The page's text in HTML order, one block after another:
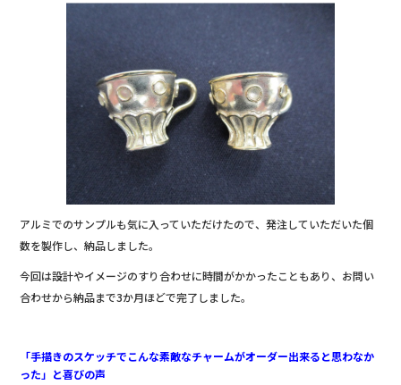
アルミでのサンプルも気に入っていただけたので、発注していただいた個
数を製作し、納品しました。
今回は設計やイメージのすり合わせに時間がかかったこともあり、お問い
合わせから納品まで3か月ほどで完了しました。
「手描きのスケッチでこんな素敵なチャームがオーダー出来ると思わなか
った」と喜びの声